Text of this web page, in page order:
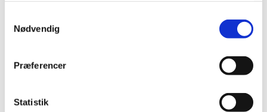
Nødvendig
Præferencer
Statistik
omfattede ligeledes tilførslen af nye
kampestensflader, pudsede vægge og